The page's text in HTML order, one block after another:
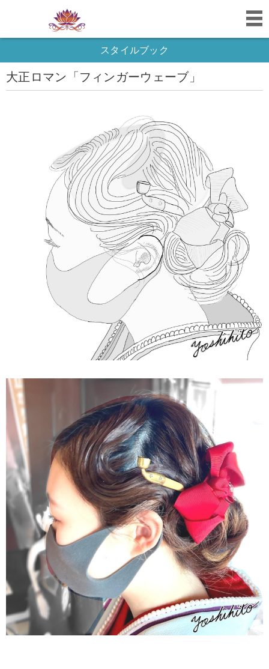
スタイルブック
大正ロマン「フィンガーウェーブ」